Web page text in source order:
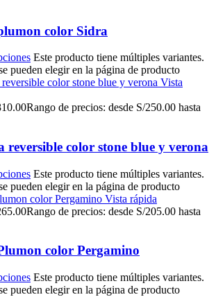
color Sidra
Este producto tiene múltiples variantes.
pueden elegir en la página de producto
Vista
Rango de precios: desde S/250.00 hasta
reversible color stone blue y verona
Este producto tiene múltiples variantes.
pueden elegir en la página de producto
Vista rápida
Rango de precios: desde S/205.00 hasta
color Pergamino
Este producto tiene múltiples variantes.
pueden elegir en la página de producto